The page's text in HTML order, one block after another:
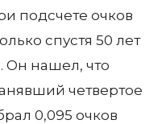
подсчете очков
спустя 50 лет
Он нашел, что
четвертое
0,095 очков